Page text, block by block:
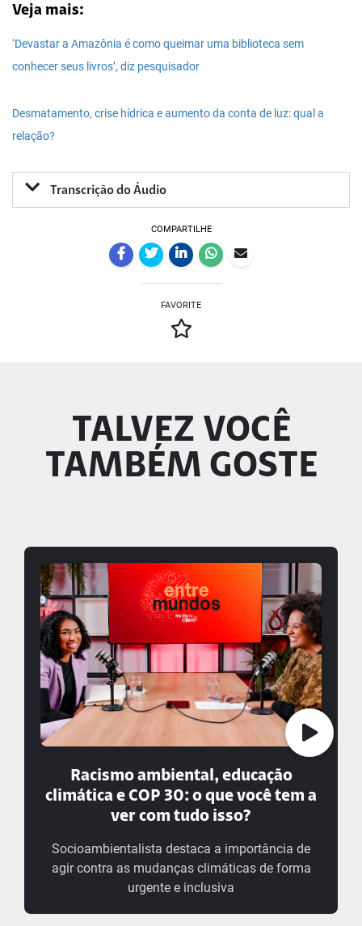
Veja mais:
‘Devastar a Amazônia é como queimar uma biblioteca sem
conhecer seus livros’, diz pesquisador
Desmatamento, crise hídrica e aumento da conta de luz: qual a
relação?
Transcrição do Áudio
COMPARTILHE
FAVORITE
TALVEZ VOCÊ
TAMBÉM GOSTE
Racismo ambiental, educação
climática e COP 30: o que você tem a
ver com tudo isso?
Socioambientalista destaca a importância de
agir contra as mudanças climáticas de forma
urgente e inclusiva